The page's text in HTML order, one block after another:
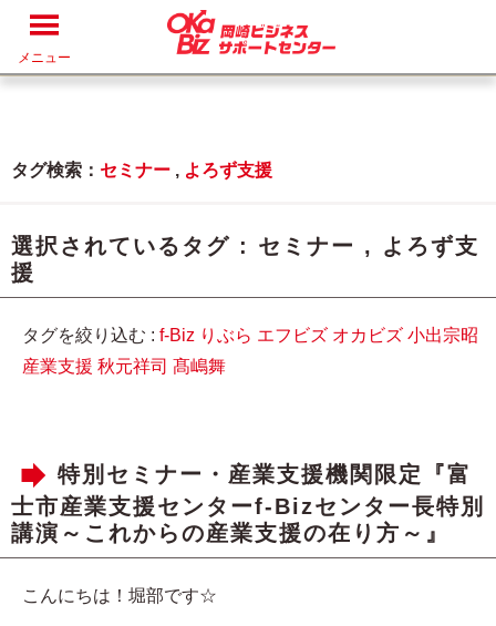
メニュー
タグ検索： セミナー , よろず支援
選択されているタグ : セミナー , よろず支
援
タグを絞り込む : f-Biz りぶら エフビズ オカビズ 小出宗昭
産業支援 秋元祥司 髙嶋舞
特別セミナー・産業支援機関限定『富
士市産業支援センターf-Bizセンター長特別
講演～これからの産業支援の在り方～』
こんにちは！堀部です☆